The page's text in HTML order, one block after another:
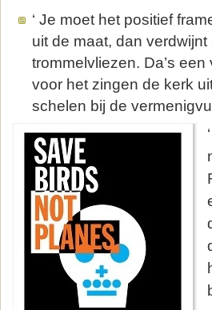
‘ Je moet het positief
uit de maat, dan
trommelvliezen. Da’s
voor het zingen de kerk
schelen bij de